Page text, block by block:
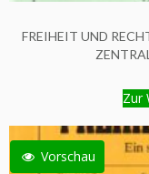
FREIHEIT UND
Zur
Vorschau